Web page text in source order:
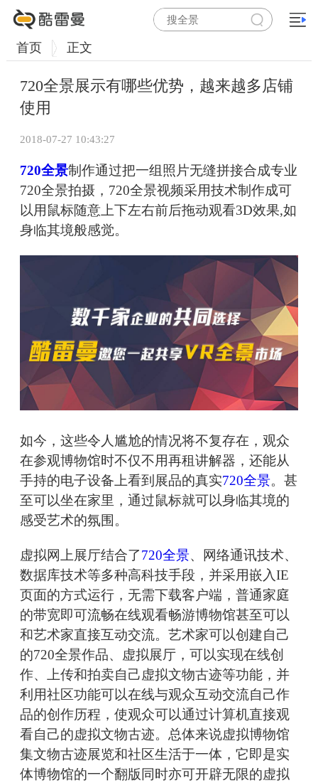
首页 正文
720全景展示有哪些优势，越来越多店铺
使用
2018-07-27 10:43:27
720全景制作通过把一组照片无缝拼接合成专业
720全景拍摄，720全景视频采用技术制作成可
以用鼠标随意上下左右前后拖动观看3D效果,如
身临其境般感觉。
如今，这些令人尴尬的情况将不复存在，观众
在参观博物馆时不仅不用再租讲解器，还能从
手持的电子设备上看到展品的真实720全景。甚
至可以坐在家里，通过鼠标就可以身临其境的
感受艺术的氛围。
虚拟网上展厅结合了720全景、网络通讯技术、
数据库技术等多种高科技手段，并采用嵌入IE
页面的方式运行，无需下载客户端，普通家庭
的带宽即可流畅在线观看畅游博物馆甚至可以
和艺术家直接互动交流。艺术家可以创建自己
的720全景作品、虚拟展厅，可以实现在线创
作、上传和拍卖自己虚拟文物古迹等功能，并
利用社区功能可以在线与观众互动交流自己作
品的创作历程，使观众可以通过计算机直接观
看自己的虚拟文物古迹。总体来说虚拟博物馆
集文物古迹展览和社区生活于一体，它即是实
体博物馆的一个翻版同时亦可开辟无限的虚拟